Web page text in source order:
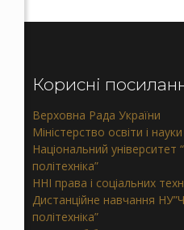
Корисні
Верховна Рада України
Міністерство освіти і
Національний університет
політехніка”
ННІ права і соціальних
Дистанційне навчання
політехніка”